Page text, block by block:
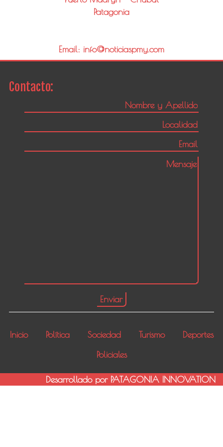
Patagonia
Email: info@noticiaspmy.com
Contacto:
Inicio Política Sociedad Turismo
Deportes
Policiales
Desarrollado por PATAGONIA INNOVATION